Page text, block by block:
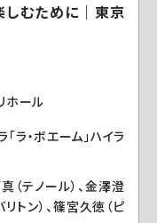
しむために｜東京
ホール
ラ・ボエーム」ハイラ
（テノール）、金澤澄
トン）、篠宮久徳（ピ